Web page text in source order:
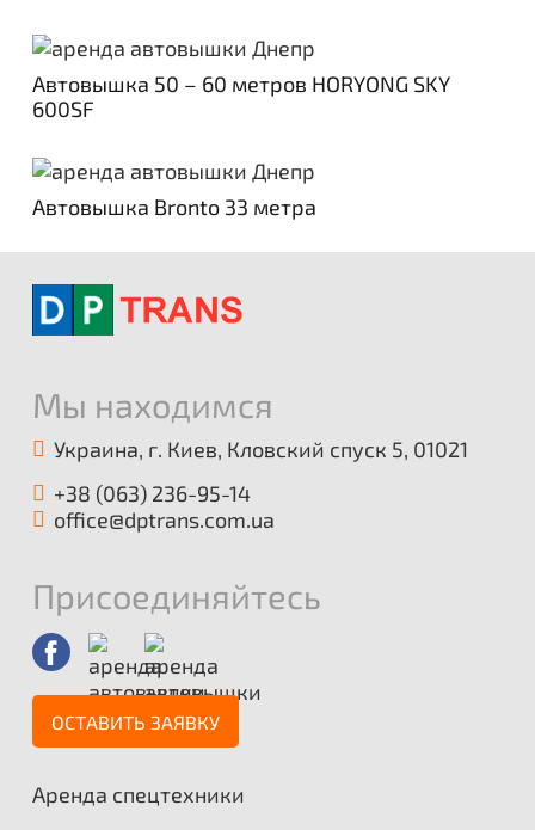
Автовышка 50 – 60 метров HORYONG SKY
600SF
Автовышка Bronto 33 метра
Мы находимся
Украина, г. Киев, Кловский спуск 5, 01021
+38 (063) 236-95-14
office@dptrans.com.ua
Присоединяйтесь
ОСТАВИТЬ ЗАЯВКУ
Аренда спецтехники